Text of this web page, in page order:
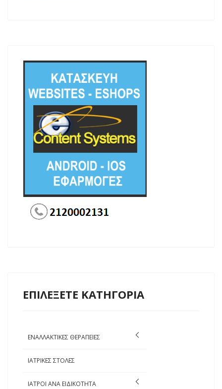
ΕΠΙΛΕΞΕΤΕ ΚΑΤΗΓΟΡΙΑ
ΕΝΑΛΛΑΚΤΙΚΕΣ ΘΕΡΑΠΕΙΕΣ
ΙΑΤΡΙΚΕΣ ΣΤΟΛΕΣ
ΙΑΤΡΟΙ ΑΝΑ ΕΙΔΙΚΟΤΗΤΑ